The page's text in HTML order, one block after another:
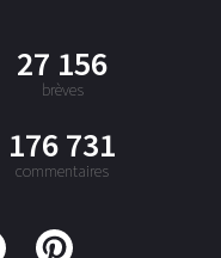
27 156
brèves
176 731
commentaires